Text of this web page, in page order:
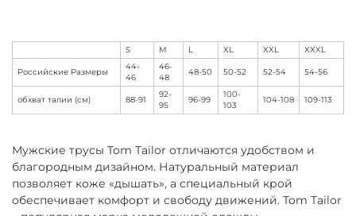
S M L XL XXL XXXL
Российские Размеры
44-
46
46-
48
48-50 50-52 52-54 54-56
обхват талии (см) 88-91
92-
95
96-99
100-
103
104-108 109-113
Мужские трусы Tom Tailor отличаются удобством и
благородным дизайном. Натуральный материал
позволяет коже «дышать», а специальный крой
обеспечивает комфорт и свободу движений. Tom Tailor